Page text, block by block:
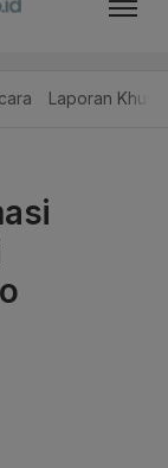
Laporan